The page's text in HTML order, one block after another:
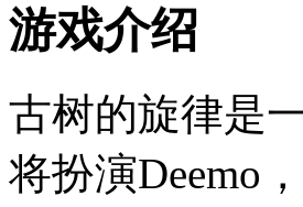
游戏介绍
古树的旋律是
将扮演Deemo